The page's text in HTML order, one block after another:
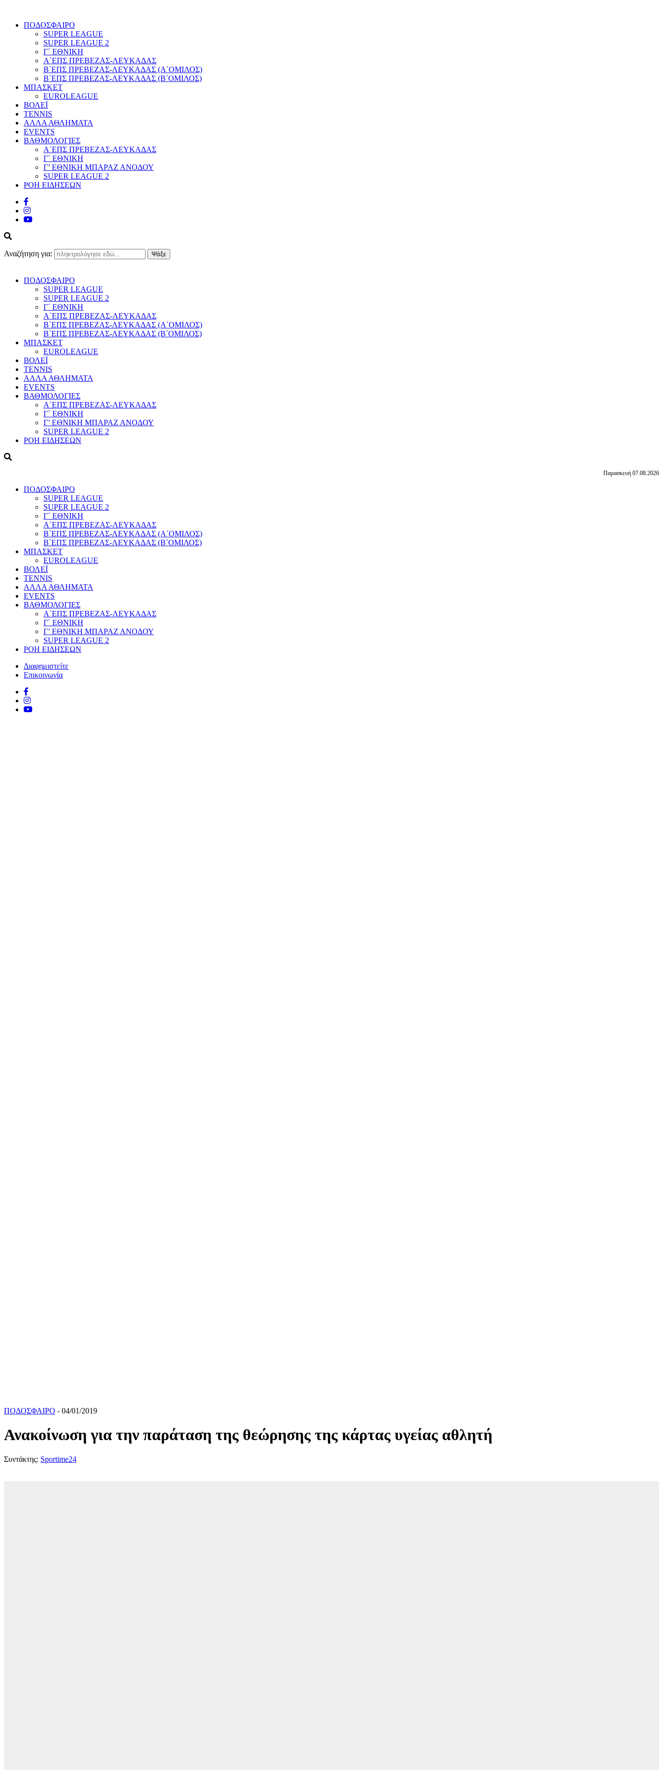
ΠΟΔΟΣΦΑΙΡΟ
SUPER LEAGUE
SUPER LEAGUE 2
Γ΄ ΕΘΝΙΚΗ
Α΄ΕΠΣ ΠΡΕΒΕΖΑΣ-ΛΕΥΚΑΔΑΣ
Β΄ΕΠΣ ΠΡΕΒΕΖΑΣ-ΛΕΥΚΑΔΑΣ (Α΄ΟΜΙΛΟΣ)
Β΄ΕΠΣ ΠΡΕΒΕΖΑΣ-ΛΕΥΚΑΔΑΣ (Β΄ΟΜΙΛΟΣ)
ΜΠΑΣΚΕΤ
EUROLEAGUE
ΒΟΛΕΪ
TENNIS
ΑΛΛΑ ΑΘΛΗΜΑΤΑ
EVENTS
ΒΑΘΜΟΛΟΓΙΕΣ
Α΄ΕΠΣ ΠΡΕΒΕΖΑΣ-ΛΕΥΚΑΔΑΣ
Γ΄ ΕΘΝΙΚΗ
Γ’ ΕΘΝΙΚΗ ΜΠΑΡΑΖ ΑΝΟΔΟΥ
SUPER LEAGUE 2
ΡΟΗ ΕΙΔΗΣΕΩΝ
Αναζήτηση για:
ΠΟΔΟΣΦΑΙΡΟ
SUPER LEAGUE
SUPER LEAGUE 2
Γ΄ ΕΘΝΙΚΗ
Α΄ΕΠΣ ΠΡΕΒΕΖΑΣ-ΛΕΥΚΑΔΑΣ
Β΄ΕΠΣ ΠΡΕΒΕΖΑΣ-ΛΕΥΚΑΔΑΣ (Α΄ΟΜΙΛΟΣ)
Β΄ΕΠΣ ΠΡΕΒΕΖΑΣ-ΛΕΥΚΑΔΑΣ (Β΄ΟΜΙΛΟΣ)
ΜΠΑΣΚΕΤ
EUROLEAGUE
ΒΟΛΕΪ
TENNIS
ΑΛΛΑ ΑΘΛΗΜΑΤΑ
EVENTS
ΒΑΘΜΟΛΟΓΙΕΣ
Α΄ΕΠΣ ΠΡΕΒΕΖΑΣ-ΛΕΥΚΑΔΑΣ
Γ΄ ΕΘΝΙΚΗ
Γ’ ΕΘΝΙΚΗ ΜΠΑΡΑΖ ΑΝΟΔΟΥ
SUPER LEAGUE 2
ΡΟΗ ΕΙΔΗΣΕΩΝ
Παρασκευή 07.08.2026
ΠΟΔΟΣΦΑΙΡΟ
SUPER LEAGUE
SUPER LEAGUE 2
Γ΄ ΕΘΝΙΚΗ
Α΄ΕΠΣ ΠΡΕΒΕΖΑΣ-ΛΕΥΚΑΔΑΣ
Β΄ΕΠΣ ΠΡΕΒΕΖΑΣ-ΛΕΥΚΑΔΑΣ (Α΄ΟΜΙΛΟΣ)
Β΄ΕΠΣ ΠΡΕΒΕΖΑΣ-ΛΕΥΚΑΔΑΣ (Β΄ΟΜΙΛΟΣ)
ΜΠΑΣΚΕΤ
EUROLEAGUE
ΒΟΛΕΪ
TENNIS
ΑΛΛΑ ΑΘΛΗΜΑΤΑ
EVENTS
ΒΑΘΜΟΛΟΓΙΕΣ
Α΄ΕΠΣ ΠΡΕΒΕΖΑΣ-ΛΕΥΚΑΔΑΣ
Γ΄ ΕΘΝΙΚΗ
Γ’ ΕΘΝΙΚΗ ΜΠΑΡΑΖ ΑΝΟΔΟΥ
SUPER LEAGUE 2
ΡΟΗ ΕΙΔΗΣΕΩΝ
Διαφημιστείτε
Επικοινωνία
ΠΟΔΟΣΦΑΙΡΟ - 04/01/2019
Ανακοίνωση για την παράταση της θεώρησης της κάρτας υγείας αθλητή
Συντάκτης: Sportime24